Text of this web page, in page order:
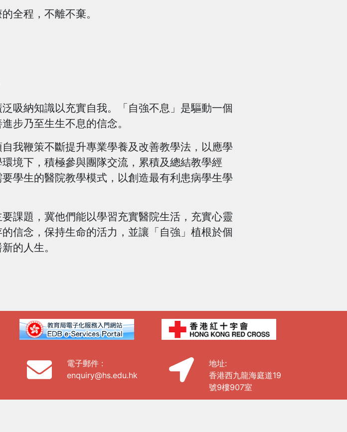
全程，不離不棄。
納知識以充實自我。「自強不息」是驅動一個
步乃至生生不息的信念。
鞭策不斷提升專業學養及改善教學法，以應學
境下，積極參與團隊交流，累積及總結教學經
學生的醫院教學模式，以創造最有利患病學生學
題，冀他們能以學習充實醫院生活，充實心靈
信念，保持生命的活力，並讓「自強」植根於個
的人生。
電子郵件 :
enquiry@hs.edu.hk
地址:
香港西九龍海庭道19
號9樓907室